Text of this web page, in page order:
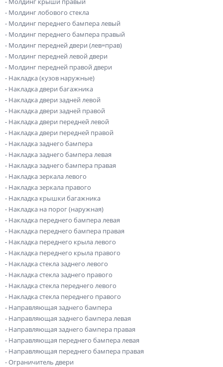
- Молдинг лобового стекла
- Молдинг переднего бампера левый
- Молдинг переднего бампера правый
- Молдинг передней двери (лев=прав)
- Молдинг передней левой двери
- Молдинг передней правой двери
- Накладка (кузов наружные)
- Накладка двери багажника
- Накладка двери задней левой
- Накладка двери задней правой
- Накладка двери передней левой
- Накладка двери передней правой
- Накладка заднего бампера
- Накладка заднего бампера левая
- Накладка заднего бампера правая
- Накладка зеркала левого
- Накладка зеркала правого
- Накладка крышки багажника
- Накладка на порог (наружная)
- Накладка переднего бампера левая
- Накладка переднего бампера правая
- Накладка переднего крыла левого
- Накладка переднего крыла правого
- Накладка стекла заднего левого
- Накладка стекла заднего правого
- Накладка стекла переднего левого
- Накладка стекла переднего правого
- Направляющая заднего бампера
- Направляющая заднего бампера левая
- Направляющая заднего бампера правая
- Направляющая переднего бампера левая
- Направляющая переднего бампера правая
- Ограничитель двери